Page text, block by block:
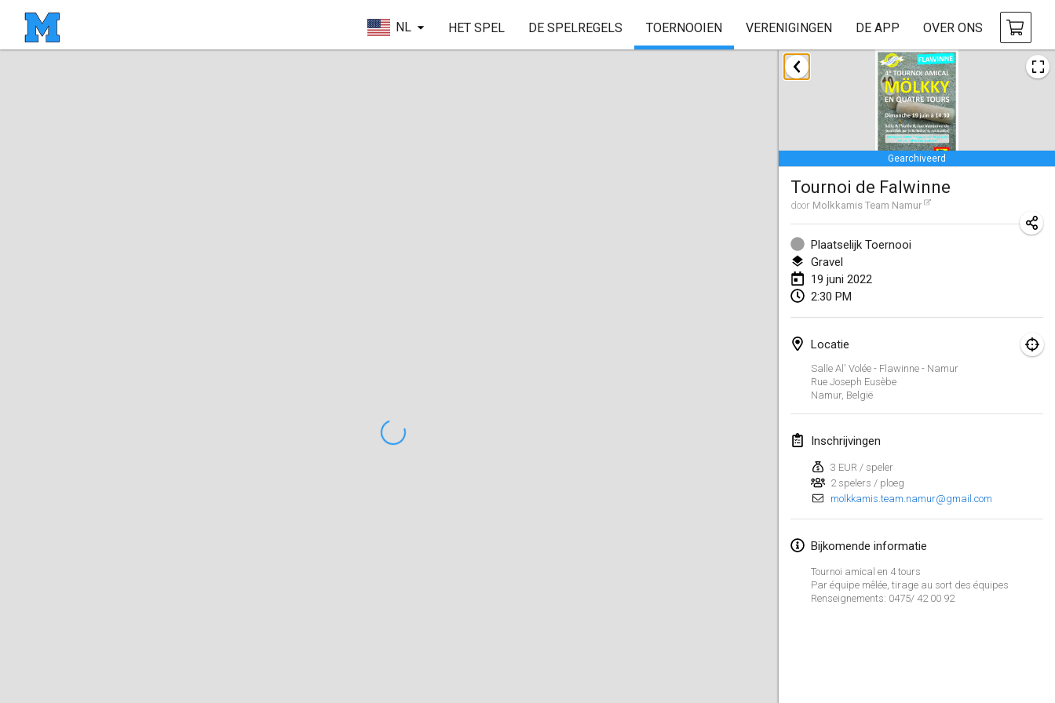
NL HET SPEL DE SPELREGELS TOERNOOIEN VERENIGINGEN DE APP OVER ONS
Gearchiveerd
Tournoi de Falwinne
door Molkkamis Team Namur
Plaatselijk Toernooi
Gravel
19 juni 2022
2:30 PM
Locatie
Salle Al' Volée - Flawinne - Namur
Rue Joseph Eusèbe
Namur, België
Inschrijvingen
3 EUR / speler
2 spelers / ploeg
molkkamis.team.namur@gmail.com
Bijkomende informatie
Tournoi amical en 4 tours
Par équipe mêlée, tirage au sort des équipes
Renseignements: 0475/ 42 00 92
januari 2022
GEANNULEERD
Tournoi Mixte ASPTTOM
22 jan. 2022|Frankrijk
KKS Halli Duppeli
22 jan. 2022|Finland
Mölkky Tournament - Doubles
22 jan. 2022|Japan
Suomelan Mölkky-open
22 jan. 2022
23 jan. 2022
februari 2022
4 feb. 2022
GEANNULEERD
TangoMölkky
5 feb. 2022|Finland
Kohti Kisoja
Yamagata Tournament